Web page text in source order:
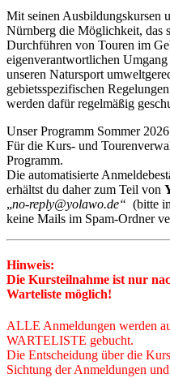
Mit seinen Ausbildungskursen
Nürnberg die Möglichkeit, das
Durchführen von Touren im
eigenverantwortlichen
unseren Natursport
gebietsspezifischen
werden dafür regelmäßig
Unser Programm Sommer
Für die Kurs- und
Programm.
Die automatisierte
erhältst du daher zum Teil von
„no-reply@yolawo.de“ (bitte
keine Mails im Spam-Ordner
Hinweis:
Die Kursteilnahme ist nur
Warteliste möglich!
ALLE Anmeldungen werden a
WARTELISTE gebucht.
Die Entscheidung über die
Sichtung der Anmeldungen